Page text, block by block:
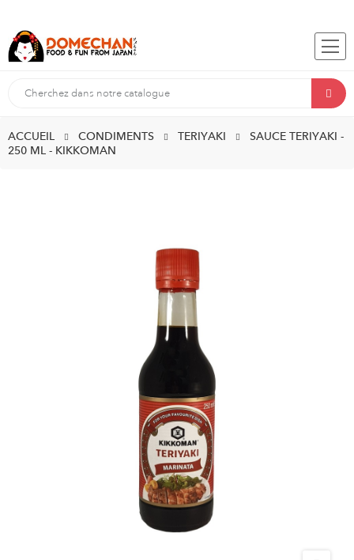
ACCUEIL CONDIMENTS TERIYAKI
SAUCE TERIYAKI -
250 ML - KIKKOMAN